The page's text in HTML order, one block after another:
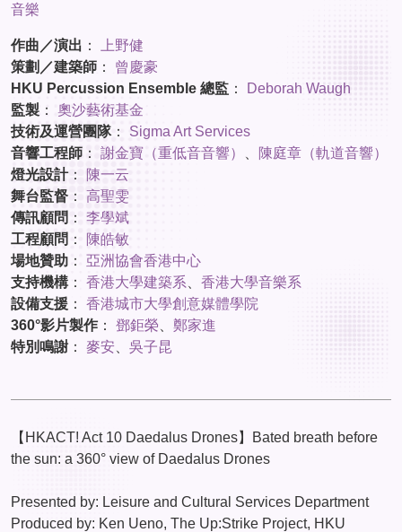
音樂
作曲／演出 ：
上野健
策劃／建築師 ： 曾慶豪
HKU Percussion Ensemble 總監 ：
Deborah Waugh
監製 ： 奧沙藝術基金
技術及運營團隊： Sigma Art Services
音響工程師 ： 謝金寶（重低音音響）
陳庭章（軌道音響）
燈光設計：
陳一云
舞台監督 ： 高聖雯
傳訊顧問 ： 李學斌
工程顧問 ：
陳皓敏
場地贊助 ： 亞洲協會香港中心
支持機構 ： 香港大學建築系
香港大學音樂系
設備支援 ： 香港城市大學創意媒體學院
360°影片製作 ： 鄧鉅榮
鄭家進
特別鳴謝 ： 麥安 吳子昆
【HKACT! Act 10 Daedalus Drones】Bated breath before
the sun: a 360° view of Daedalus Drones
Presented by: Leisure and Cultural Services Department
Produced by: Ken Ueno, The Up:Strike Project, HKU